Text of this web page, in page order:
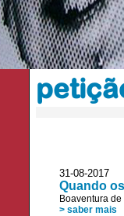
31-08-2017
Quando
Boaventura
> saber mais